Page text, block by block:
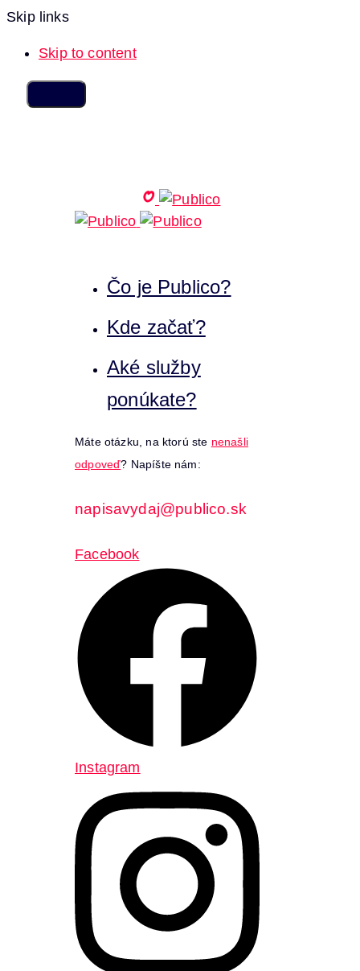
Skip links
Skip to content
Čo je Publico?
Kde začať?
Aké služby
ponúkate?
Máte otázku, na ktorú ste nenašli
odpoveď? Napíšte nám:
napisavydaj@publico.sk
Facebook
Instagram